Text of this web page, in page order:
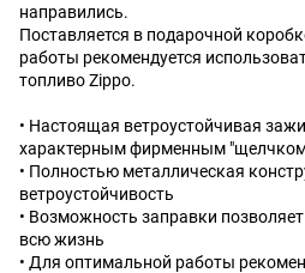
направились.
Поставляется в подарочной
работы рекомендуется
топливо Zippo.
• Настоящая ветроустойчивая
характерным фирменным
• Полностью металлическая
ветроустойчивость
• Возможность заправки
всю жизнь
• Для оптимальной работы